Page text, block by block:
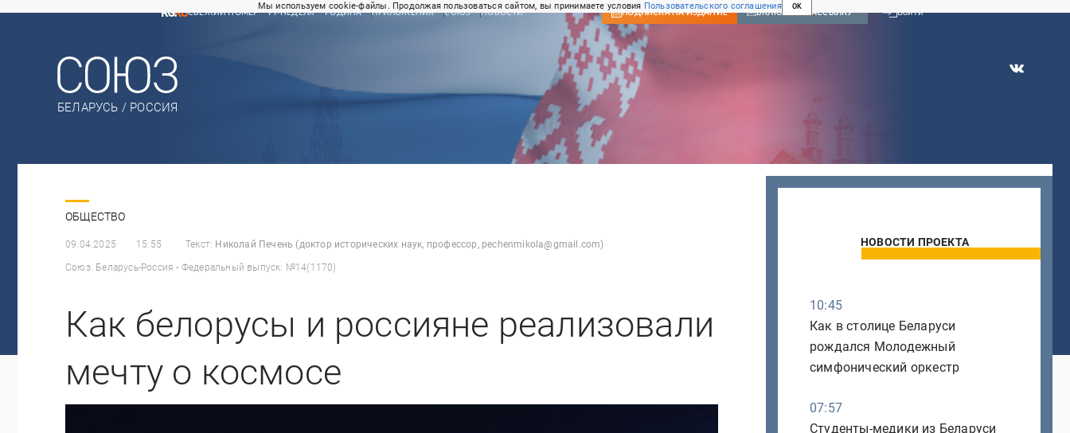
Мы используем cookie-файлы. Продолжая пользоваться сайтом, вы принимаете условия Пользовательского соглашения
OK
СВЕЖИЙ НОМЕР
РГ-НЕДЕЛЯ РОДИНА ПРИЛОЖЕНИЯ СОЮЗ НОВОСТИ ПОДПИСКА НА ИЗДАНИЕ ВКЛЮЧИТЬ РАССЫЛКУ Войти
БЕЛАРУСЬ / РОССИЯ
ОБЩЕСТВО
09.04.2025 15:55 Текст: Николай Печень (доктор исторических наук, профессор, pechenmikola@gmail.com)
Союз. Беларусь-Россия - Федеральный выпуск: №14(1170)
Как белорусы и россияне реализовали
мечту о космосе
НОВОСТИ ПРОЕКТА
10:45
Как в столице Беларуси
рождался Молодежный
симфонический оркестр
07:57
Студенты-медики из Беларуси